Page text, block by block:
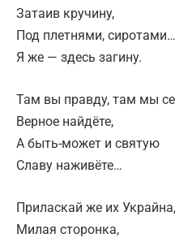
Затаив кручину,
Под плетнями, сиротами…
Я же — здесь загину.
Там вы правду, там мы
Верное найдёте,
А быть-может и святую
Славу наживёте…
Приласкай же их Украйна,
Милая сторонка,